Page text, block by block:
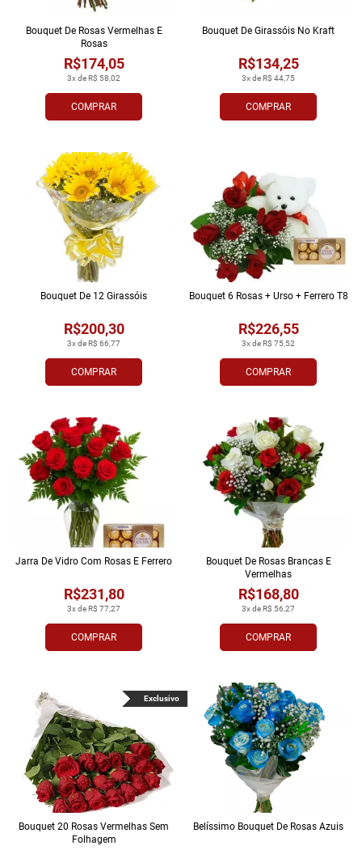
COMPRAR
3x de R$ 58,02
R$174,05
Bouquet De Rosas Vermelhas E
Rosas
COMPRAR
3x de R$ 44,75
R$134,25
Bouquet De Girassóis No Kraft
COMPRAR
3x de R$ 66,77
R$200,30
Bouquet De 12 Girassóis
COMPRAR
3x de R$ 75,52
R$226,55
Bouquet 6 Rosas + Urso + Ferrero T8
COMPRAR
3x de R$ 77,27
R$231,80
Jarra De Vidro Com Rosas E Ferrero
COMPRAR
3x de R$ 56,27
R$168,80
Bouquet De Rosas Brancas E
Vermelhas
Bouquet 20 Rosas Vermelhas Sem
Folhagem
Exclusivo
Belíssimo Bouquet De Rosas Azuis